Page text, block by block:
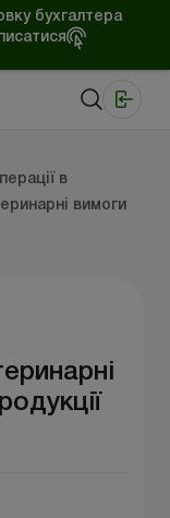
бухгалтера
в
вимоги